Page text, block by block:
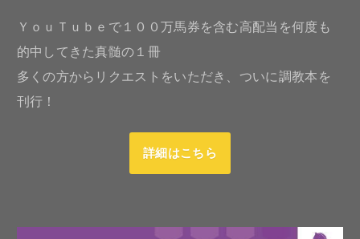
ＹｏｕＴｕｂｅで１００万馬券を含む高配当を何度も
的中してきた真髄の１冊
多くの方からリクエストをいただき、ついに調教本を
刊行！
詳細はこちら